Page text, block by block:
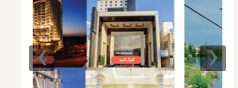
‹
›